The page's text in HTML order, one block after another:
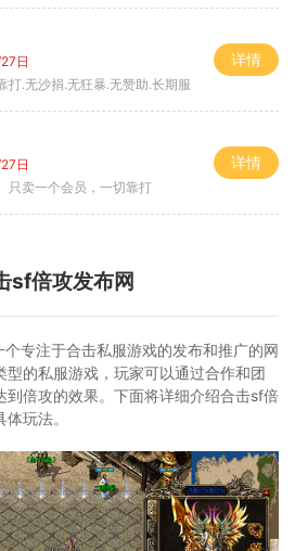
日
打.无沙捐.无狂暴.无赞助.长期服
详情
日
一个会员，一切靠打
详情
sf倍攻发布网
专注于合击私服游戏的发布和推广的网
的私服游戏，玩家可以通过合作和团
到倍攻的效果。下面将详细介绍合击sf倍
玩法。